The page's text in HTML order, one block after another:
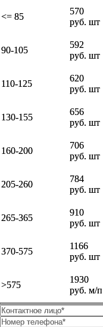
<= 85
570
руб. шт
90-105
592
руб. шт
110-125
620
руб. шт
130-155
656
руб. шт
160-200
706
руб. шт
205-260
784
руб. шт
265-365
910
руб. шт
370-575
1166
руб. шт
>575
1930
руб. м/п